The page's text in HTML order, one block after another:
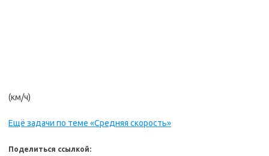
(км/ч)
Ещё задачи по теме «Средняя скорость»
Поделиться ссылкой: